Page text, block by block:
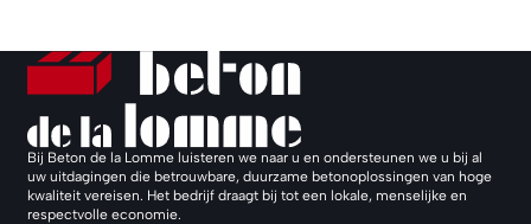
Bij Beton de la Lomme luisteren we naar u en ondersteunen we u bij al
uw uitdagingen die betrouwbare, duurzame betonoplossingen van hoge
kwaliteit vereisen. Het bedrijf draagt bij tot een lokale, menselijke en
respectvolle economie.